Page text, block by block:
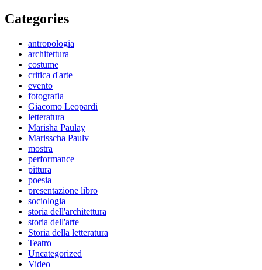
Categories
antropologia
architettura
costume
critica d'arte
evento
fotografia
Giacomo Leopardi
letteratura
Marisha Paulay
Marisscha Paulv
mostra
performance
pittura
poesia
presentazione libro
sociologia
storia dell'architettura
storia dell'arte
Storia della letteratura
Teatro
Uncategorized
Video